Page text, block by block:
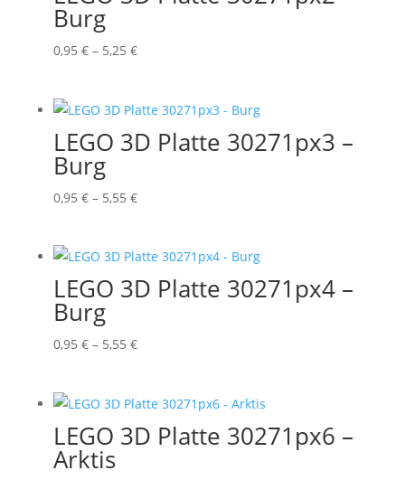
Burg
0,95 € – 5,25 €Preisspanne:
5,25 €
LEGO 3D Platte 30271px3 –
Burg
0,95 € – 5,55 €Preisspanne:
5,55 €
LEGO 3D Platte 30271px4 –
Burg
0,95 € – 5,55 €Preisspanne:
5,55 €
LEGO 3D Platte 30271px6 –
Arktis